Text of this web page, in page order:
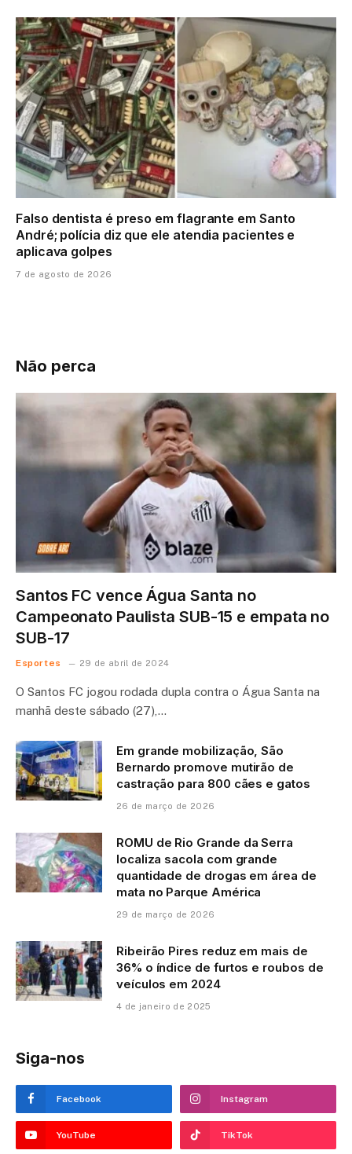
Falso dentista é preso em flagrante em Santo
André; polícia diz que ele atendia pacientes e
aplicava golpes
7 de agosto de 2026
Não perca
Santos FC vence Água Santa no
Campeonato Paulista SUB-15 e empata no
SUB-17
Esportes 29 de abril de 2024
O Santos FC jogou rodada dupla contra o Água Santa na
manhã deste sábado (27),…
Em grande mobilização, São
Bernardo promove mutirão de
castração para 800 cães e gatos
26 de março de 2026
ROMU de Rio Grande da Serra
localiza sacola com grande
quantidade de drogas em área de
mata no Parque América
29 de março de 2026
Ribeirão Pires reduz em mais de
36% o índice de furtos e roubos de
veículos em 2024
4 de janeiro de 2025
Siga-nos
Facebook Instagram
YouTube TikTok